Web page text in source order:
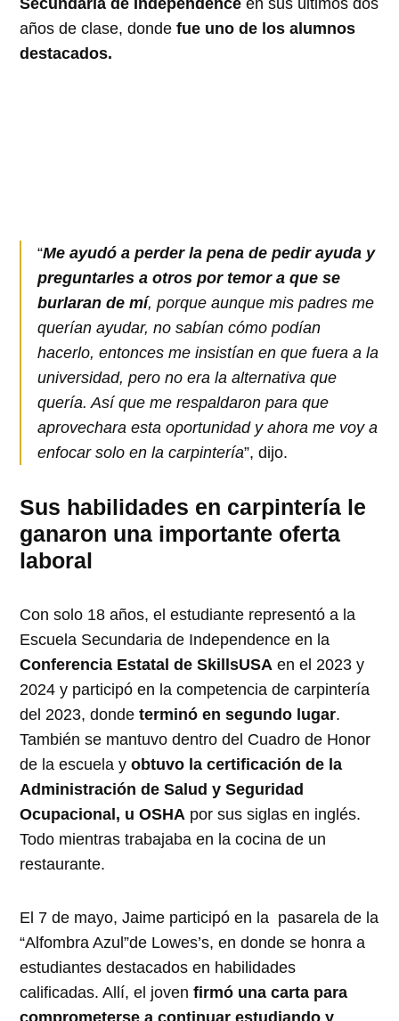
Secundaria de Independenceen sus últimos dos
años de clase, dondefue uno de los alumnos
destacados.
“Me ayudó a perder la pena de pedir ayuda y
preguntarles a otros por temor a que se
burlaran de mí, porque aunque mis padres me
querían ayudar, no sabían cómo podían
hacerlo, entonces me insistían en que fuera a la
universidad, pero no era la alternativa que
quería. Así que me respaldaron para que
aprovechara esta oportunidad y ahora me voy a
enfocar solo en la carpintería”, dijo.
Sus habilidades en carpintería le
ganaron una importante oferta
laboral
Con solo 18 años, el estudiante representó a la
Escuela Secundaria de Independence en la
Conferencia Estatal de SkillsUSA en el 2023 y
2024 y participó en la competencia de carpintería
del 2023, dondeterminó en segundo lugar.
También se mantuvo dentro del Cuadro de Honor
de la escuela yobtuvo la certificación de la
Administración de Salud y Seguridad
Ocupacional, u OSHA por sus siglas en inglés.
Todo mientras trabajaba en la cocina de un
restaurante.
El 7 de mayo, Jaime participó en la pasarela de la
“Alfombra Azul”de Lowes’s, en donde se honra a
estudiantes destacados en habilidades
calificadas. Allí, el jovenfirmó una carta para